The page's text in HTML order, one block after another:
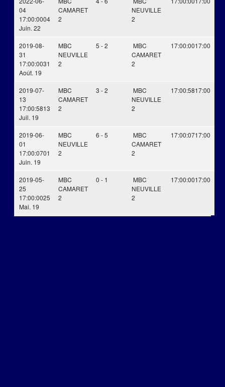
04
17:00:0004
Juin. 22
CAMARET
2
NEUVILLE
2
2019-08-
31
17:00:0031
Août. 19
MBC
NEUVILLE
2
5 - 2
MBC
CAMARET
2
17:00:0017:00
2019-07-
13
17:00:5813
Juil. 19
MBC
CAMARET
2
3 - 2
MBC
NEUVILLE
2
17:00:5817:00
2019-06-
01
17:00:0701
Juin. 19
MBC
NEUVILLE
2
6 - 5
MBC
CAMARET
2
17:00:0717:00
2019-05-
25
17:00:0025
Mai. 19
MBC
CAMARET
2
0 - 1
MBC
NEUVILLE
2
17:00:0017:00